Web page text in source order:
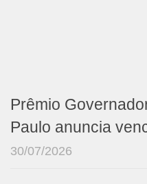
Prêmio
Paulo anuncia
30/07/2026